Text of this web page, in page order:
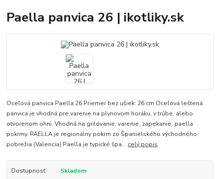
Paella panvica 26 | ikotliky.sk
Oceľová panvica Paella 26 Priemer bez ušiek: 26 cm Oceľová leštená
panvica je vhodná pre varenie na plynovom horáku, v trúbe, alebo
otvorenom ohni. Vhodná na grilovanie, varenie, zapekanie, paella
pokrmy. PAELLA je regionálny pokrm zo Španielského východného
pobrežia (Valencia) Paella je typické špa... celý popis
Dostupnosť Skladom